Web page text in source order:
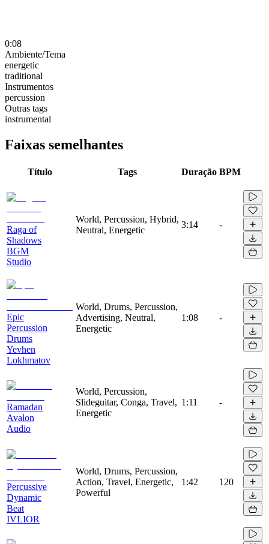
0:08
Ambiente/Tema
energetic
traditional
Instrumentos
percussion
Outras tags
instrumental
Faixas semelhantes
Título Tags Duração BPM
Raga of
Shadows
BGM
Studio
World, Percussion, Hybrid,
Neutral, Energetic
3:14 -
Epic
Percussion
Drums
Yevhen
Lokhmatov
World, Drums, Percussion,
Advertising, Neutral,
Energetic
1:08 -
Ramadan
Avalon
Audio
World, Percussion,
Slideguitar, Conga, Travel,
Energetic
1:11 -
Percussive
Dynamic
Beat
IVLIOR
World, Drums, Percussion,
Action, Travel, Energetic,
Powerful
1:42 120